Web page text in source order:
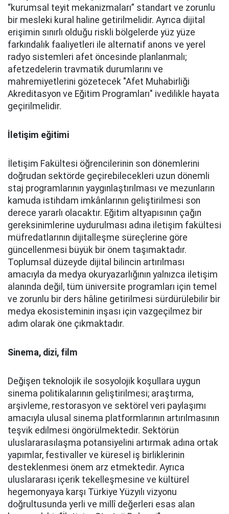
“kurumsal teyit mekanizmaları” standart ve zorunlu
bir mesleki kural haline getirilmelidir. Ayrıca dijital
erişimin sınırlı olduğu riskli bölgelerde yüz yüze
farkındalık faaliyetleri ile alternatif anons ve yerel
radyo sistemleri afet öncesinde planlanmalı;
afetzedelerin travmatik durumlarını ve
mahremiyetlerini gözetecek "Afet Muhabirliği
Akreditasyon ve Eğitim Programları" ivedilikle hayata
geçirilmelidir.
İletişim eğitimi
İletişim Fakültesi öğrencilerinin son dönemlerini
doğrudan sektörde geçirebilecekleri uzun dönemli
staj programlarının yaygınlaştırılması ve mezunların
kamuda istihdam imkânlarının geliştirilmesi son
derece yararlı olacaktır. Eğitim altyapısının çağın
gereksinimlerine uydurulması adına iletişim fakültesi
müfredatlarının dijitalleşme süreçlerine göre
güncellenmesi büyük bir önem taşımaktadır.
Toplumsal düzeyde dijital bilincin artırılması
amacıyla da medya okuryazarlığının yalnızca iletişim
alanında değil, tüm üniversite programları için temel
ve zorunlu bir ders hâline getirilmesi sürdürülebilir bir
medya ekosisteminin inşası için vazgeçilmez bir
adım olarak öne çıkmaktadır.
Sinema, dizi, film
Değişen teknolojik ile sosyolojik koşullara uygun
sinema politikalarının geliştirilmesi; araştırma,
arşivleme, restorasyon ve sektörel veri paylaşımı
amacıyla ulusal sinema platformlarının artırılmasının
teşvik edilmesi öngörülmektedir. Sektörün
uluslararasılaşma potansiyelini artırmak adına ortak
yapımlar, festivaller ve küresel iş birliklerinin
desteklenmesi önem arz etmektedir. Ayrıca
uluslararası içerik tekelleşmesine ve kültürel
hegemonyaya karşı Türkiye Yüzyılı vizyonu
doğrultusunda yerli ve millî değerleri esas alan